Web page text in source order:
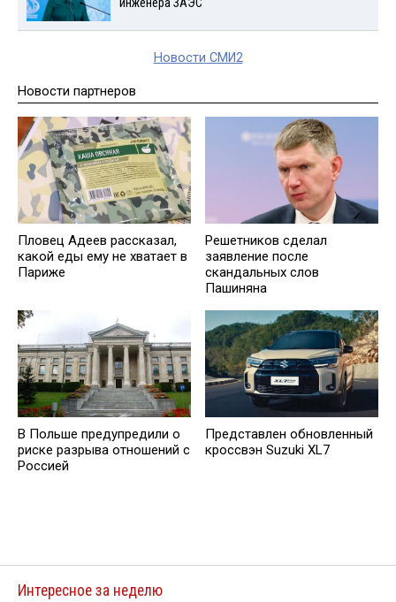
инженера ЗАЭС
Новости СМИ2
Новости партнеров
Пловец Адеев рассказал,
какой еды ему не хватает в
Париже
Решетников cделал
заявление после
скандальных слов
Пашиняна
В Польше предупредили о
риске разрыва отношений с
Россией
Представлен обновленный
кроссвэн Suzuki XL7
Интересное за неделю